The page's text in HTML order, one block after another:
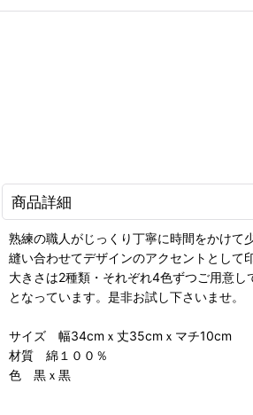
商品詳細
熟練の職人がじっくり丁寧に時間をかけて
縫い合わせてデザインのアクセントとして
大きさは2種類・それぞれ4色ずつご用意
となっています。是非お試し下さいませ。
サイズ 幅34cmｘ丈35cmｘマチ10cm
材質 綿１００％
色 黒ｘ黒